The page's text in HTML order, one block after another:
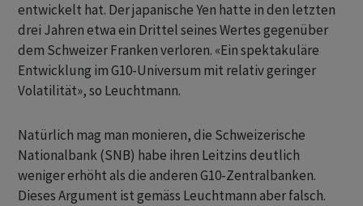
entwickelt hat. Der japanische Yen hatte in den letzten
drei Jahren etwa ein Drittel seines Wertes gegenüber
dem Schweizer Franken verloren. «Ein spektakuläre
Entwicklung im G10-Universum mit relativ geringer
Volatilität», so Leuchtmann.
Natürlich mag man monieren, die Schweizerische
Nationalbank (SNB) habe ihren Leitzins deutlich
weniger erhöht als die anderen G10-Zentralbanken.
Dieses Argument ist gemäss Leuchtmann aber falsch.